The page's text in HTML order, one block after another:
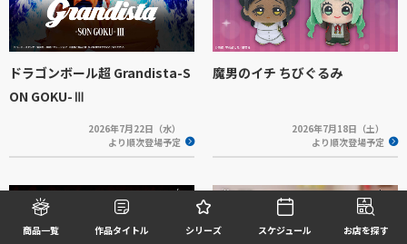
商品一覧 作品タイトル シリーズ スケジュール お店を探す
ドラゴンボール超 Grandista-S
ON GOKU-Ⅲ
2026年7月22日（水）
より順次登場予定
魔男のイチ ちびぐるみ
2026年7月18日（土）
より順次登場予定